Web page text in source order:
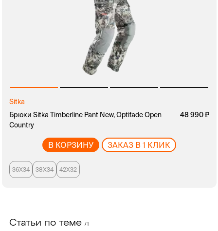
Sitka
Брюки Sitka Timberline Pant New, Optifade Open
Country
48 990
В КОРЗИНУ ЗАКАЗ В 1 КЛИК
36X34 38X34 42X32
руб.
Статьи по теме / 1